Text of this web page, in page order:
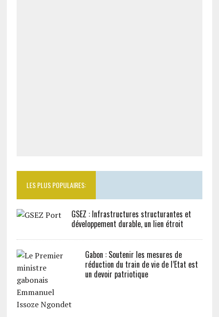
LES PLUS POPULAIRES:
GSEZ : Infrastructures structurantes et
développement durable, un lien étroit
Gabon : Soutenir les mesures de
réduction du train de vie de l’Etat est
un devoir patriotique